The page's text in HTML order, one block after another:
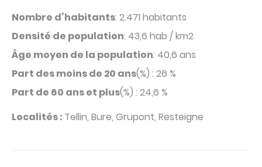
Nombre d’habitants: 2.471 habitants
Densité de population: 43,6 hab / km2
Âge moyen de la population: 40,6 ans
Part des moins de 20 ans(%) : 26 %
Part de 60 ans et plus(%) : 24,6 %
Localités : Tellin, Bure, Grupont, Resteigne